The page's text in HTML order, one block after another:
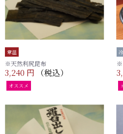
常温
※天然利尻昆布
3,240 円 （税込）
オススメ
※